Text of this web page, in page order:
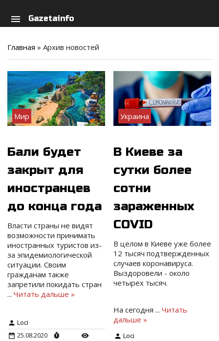
menu Gazetainfo
Главная » Архив новостей
Мир
Бали будет
закрыт для
иностранцев
до конца года
Власти страны не видят
возможности принимать
иностранных туристов из-
за эпидемиологической
ситуации. Своим
гражданам также
запретили покидать стран
... Читать дальше »
Loci
25.08.2020
Украина
В Киеве за
сутки более
сотни
зараженных
COVID
В целом в Киеве уже более
12 тысяч подтвержденных
случаев коронавируса.
Выздоровели - около
четырех тысяч.
На сегодня...Читать
дальше »
Loci